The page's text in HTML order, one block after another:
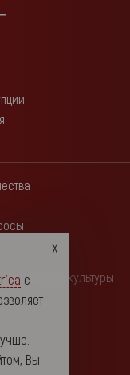
культуры
с
Вы